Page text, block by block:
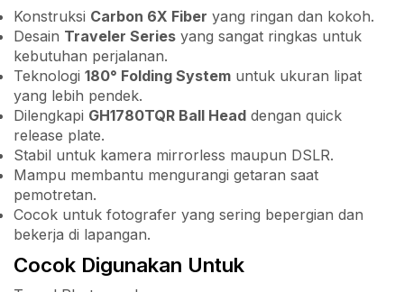
Konstruksi Carbon 6X Fiber yang ringan dan kokoh.
Desain Traveler Series yang sangat ringkas untuk
kebutuhan perjalanan.
Teknologi 180° Folding System untuk ukuran lipat
yang lebih pendek.
Dilengkapi GH1780TQR Ball Head dengan quick
release plate.
Stabil untuk kamera mirrorless maupun DSLR.
Mampu membantu mengurangi getaran saat
pemotretan.
Cocok untuk fotografer yang sering bepergian dan
bekerja di lapangan.
Cocok Digunakan Untuk